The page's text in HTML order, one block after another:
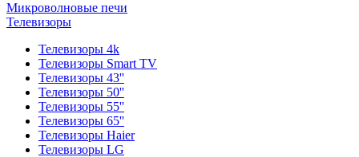
Микроволновые печи
Телевизоры
Телевизоры 4k
Телевизоры Smart TV
Телевизоры 43''
Телевизоры 50''
Телевизоры 55''
Телевизоры 65''
Телевизоры Haier
Телевизоры LG